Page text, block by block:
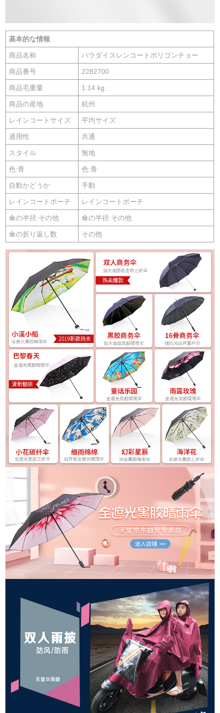
基本的な情報
商品名称 パラダイスレンコートポリゴンチョー
商品番号 2282700
商品毛重量 1.14 kg
商品の産地 杭州
レインコートサイズ 平均サイズ
適用性 共通
スタイル 無地
色:青 色:青
自動かどうか 手動
レインコートポーチ レインコートポーチ
傘の半径:その他 傘の半径:その他
傘の折り返し数 その他